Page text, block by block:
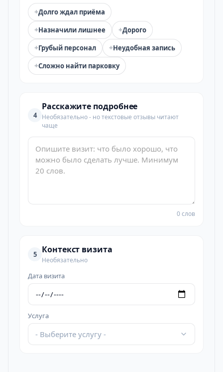
+Долго ждал приёма
+Назначили лишнее +Дорого
+Грубый персонал +Неудобная запись
+Сложно найти парковку
4
Расскажите подробнее
Необязательно - но текстовые отзывы читают
чаще
0 слов
5 Контекст визита
Необязательно
Дата визита
Услуга
- Выберите услугу -